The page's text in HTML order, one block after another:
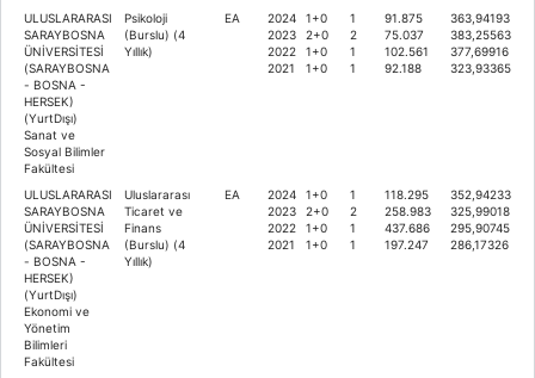
ULUSLARARASI
SARAYBOSNA
ÜNİVERSİTESİ
(SARAYBOSNA
- BOSNA -
HERSEK)
(YurtDışı)
Sanat ve
Sosyal Bilimler
Fakültesi
Psikoloji
(Burslu) (4
Yıllık)
EA
2024
2023
2022
2021
1+0
2+0
1+0
1+0
1
2
1
1
91.875
75.037
102.561
92.188
363,94193
383,25563
377,69916
323,93365
ULUSLARARASI
SARAYBOSNA
ÜNİVERSİTESİ
(SARAYBOSNA
- BOSNA -
HERSEK)
(YurtDışı)
Ekonomi ve
Yönetim
Bilimleri
Fakültesi
Uluslararası
Ticaret ve
Finans
(Burslu) (4
Yıllık)
EA
2024
2023
2022
2021
1+0
2+0
1+0
1+0
1
2
1
1
118.295
258.983
437.686
197.247
352,94233
325,99018
295,90745
286,17326